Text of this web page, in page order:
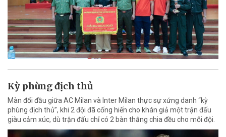
Kỳ phùng địch thủ
Màn đối đầu giữa AC Milan và Inter Milan thực sự xứng danh “kỳ
phùng địch thủ”, khi 2 đội đã cống hiến cho khán giả một trận đấu
giàu cảm xúc, dù trận đấu chỉ có 2 bàn thắng chia đều cho mỗi đội.